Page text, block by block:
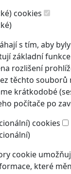
cookies
s tím, aby
základní
rozlišení
těchto
krátkodobé
počítače po
cookies
cookie
které